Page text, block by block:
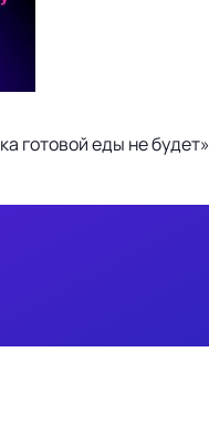
готовой еды не будет»